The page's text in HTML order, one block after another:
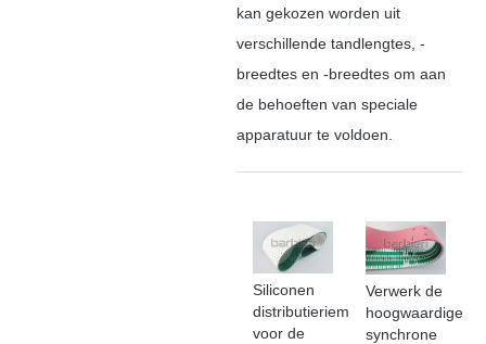
kan gekozen worden uit
verschillende tandlengtes, -
breedtes en -breedtes om aan
de behoeften van speciale
apparatuur te voldoen.
Siliconen
distributieriem
voor de
Verwerk de
hoogwaardige
synchrone